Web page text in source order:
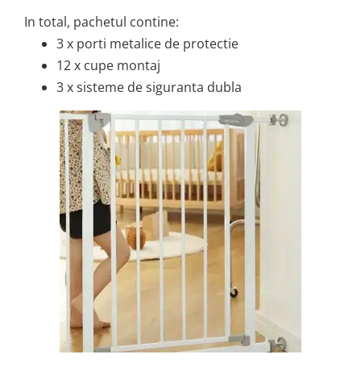
In total, pachetul contine:
3 x porti metalice de protectie
12 x cupe montaj
3 x sisteme de siguranta dubla